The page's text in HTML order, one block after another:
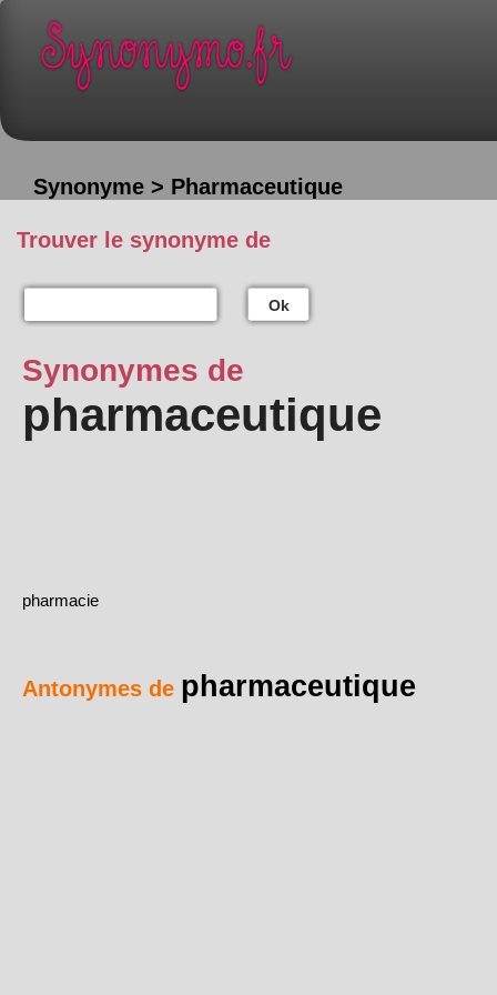
Synonyme > Pharmaceutique
Trouver le synonyme de
Ok
Synonymes de
pharmaceutique
pharmacie
Antonymes de pharmaceutique